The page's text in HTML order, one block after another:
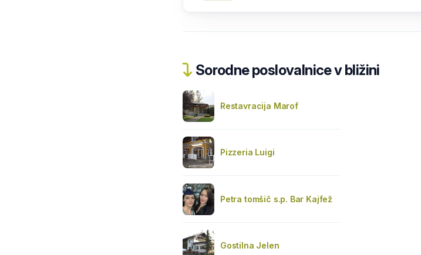
Sorodne poslovalnice v bližini
Restavracija Marof
Pizzeria Luigi
Petra tomšič s.p. Bar Kajfež
Gostilna Jelen